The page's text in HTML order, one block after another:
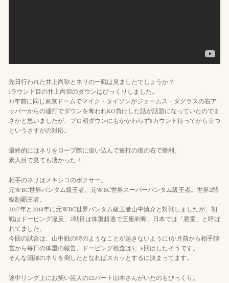
先日行われた井上尚弥とネリの一戦は見ましたでしょうか？
1ラウンド目の井上尚弥のダウンはびっくりしました。
34年前に同じ東京ドームでマイク・タイソンがジェームス・ダグラスの右ア
ッパーからの連打でダウンを奪われKO負けした話が話題になっていたのでま
さかと思いましたが、プロ初ダウンにもかかわらず8カウント待ってから立つ
というさすがの対応。
最終的にはネリをロープ際に追い込んで連打の後の右で勝利。
素人目で見ても凄かった！
相手のネリはメキシコのボクサー。
元WBC世界バンタム級王者。元WBC世界スーパーバンタム級王者。世界2階
級制覇王者。
2017年と2018年に元WBC世界バンタム級王者山中慎介と対戦しましたが、初
戦はドーピング違反、2戦目は体重超過で王座剥奪、日本では「悪童」と呼ば
れてました。
今回の試合は、山中戦の時のようなことが起きないように1か月前から相手陣
営から毎日の体重の報告、ドーピング検査は5、6回はしたそうです。
そんな因縁のネリを倒したとなればスカッとするに決まってます。
途中リング上にお笑い芸人のロバート山本さんがいたのもびっくり。